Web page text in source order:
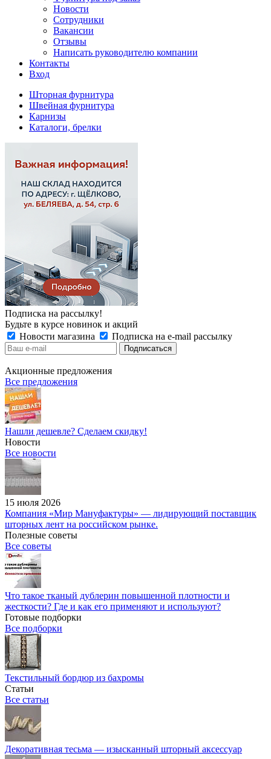
Новости
Сотрудники
Вакансии
Отзывы
Написать руководителю компании
Контакты
Вход
Шторная фурнитура
Швейная фурнитура
Карнизы
Каталоги, брелки
Подписка на рассылку!
Будьте в курсе новинок и акций
Новости магазина
Подписка на e-mail рассылку
Акционные предложения
Все предложения
Нашли дешевле? Сделаем скидку!
Новости
Все новости
15 июля 2026
Компания «Мир Мануфактуры» — лидирующий поставщик
шторных лент на российском рынке.
Полезные советы
Все советы
Что такое тканый дублерин повышенной плотности и
жесткости? Где и как его применяют и используют?
Готовые подборки
Все подборки
Текстильный бордюр из бахромы
Статьи
Все статьи
Декоративная тесьма — изысканный шторный аксессуар